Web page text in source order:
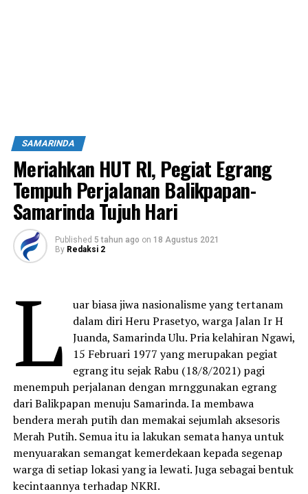
SAMARINDA
Meriahkan HUT RI, Pegiat Egrang
Tempuh Perjalanan Balikpapan-
Samarinda Tujuh Hari
Published 5 tahun ago on 18 Agustus 2021
By Redaksi 2
L
uar biasa jiwa nasionalisme yang tertanam
dalam diri Heru Prasetyo, warga Jalan Ir H
Juanda, Samarinda Ulu. Pria kelahiran Ngawi,
15 Februari 1977 yang merupakan pegiat
egrang itu sejak Rabu (18/8/2021) pagi
menempuh perjalanan dengan mrnggunakan egrang
dari Balikpapan menuju Samarinda. Ia membawa
bendera merah putih dan memakai sejumlah aksesoris
Merah Putih. Semua itu ia lakukan semata hanya untuk
menyuarakan semangat kemerdekaan kepada segenap
warga di setiap lokasi yang ia lewati. Juga sebagai bentuk
kecintaannya terhadap NKRI.